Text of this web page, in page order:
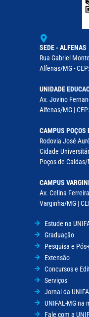
SEDE - ALFENAS
Rua Gabriel
Alfenas/MG -
UNIDADE
Av. Jovino
Alfenas/MG |
CAMPUS POÇOS
Rodovia José
Cidade
Poços de
CAMPUS
Av. Celina
Varginha/MG |
Estude na
Graduação
Pesquisa e
Extensão
Concursos e
Serviços
Jornal da
UNIFAL-MG na
Fale com a